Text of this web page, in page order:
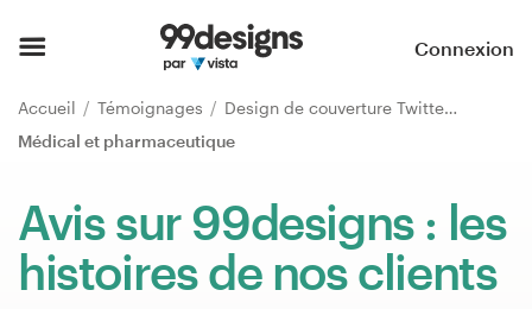
Connexion
Accueil Témoignages
Design de couverture Twitter
Médical et pharmaceutique
Avis sur 99designs : les
histoires de nos clients
Parcourir les catégories
Trouver un designer
Inspiration